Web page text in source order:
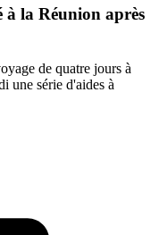
à la Réunion après
de quatre jours à
une série d'aides à